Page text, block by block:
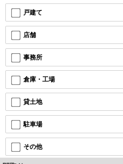
戸建て
店舗
事務所
倉庫・工場
貸土地
駐車場
その他